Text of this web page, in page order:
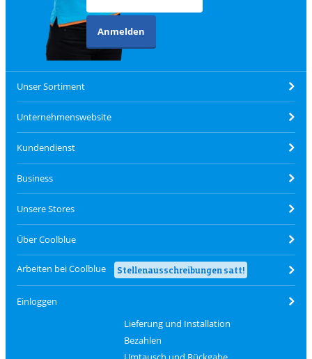
Anmelden
Unser Sortiment
Unternehmenswebsite
Kundendienst
Business
Unsere Stores
Über Coolblue
Arbeiten bei Coolblue Stellenausschreibungen satt!
Einloggen
Lieferung und Installation
Bezahlen